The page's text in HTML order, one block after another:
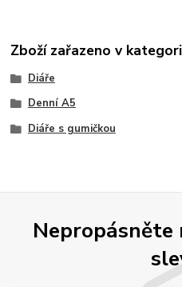
Zboží zařazeno v
Diáře
Denní A5
Diáře s gumičkou
Nepropásněte